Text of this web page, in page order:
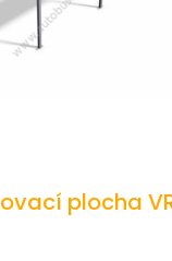
plocha